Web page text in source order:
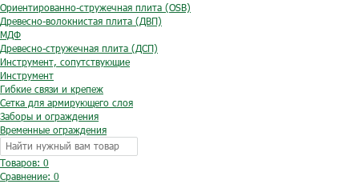
Ориентированно-стружечная плита (OSB)
Древесно-волокнистая плита (ДВП)
МДФ
Древесно-стружечная плита (ДСП)
Инструмент, сопутствующие
Инструмент
Гибкие связи и крепеж
Сетка для армирующего слоя
Заборы и ограждения
Временные ограждения
Товаров: 0
Сравнение: 0